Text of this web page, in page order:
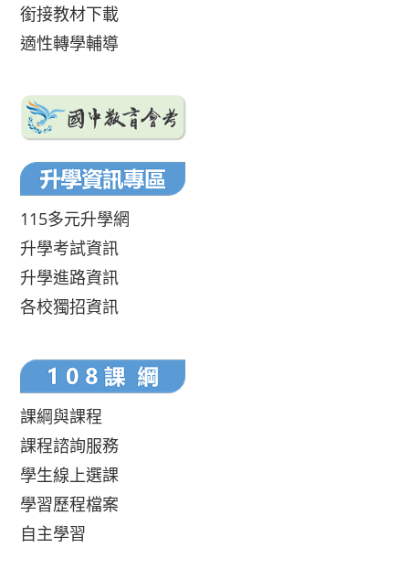
銜接教材下載
適性轉學輔導
115多元升學網
升學考試資訊
升學進路資訊
各校獨招資訊
課綱與課程
課程諮詢服務
學生線上選課
學習歷程檔案
自主學習